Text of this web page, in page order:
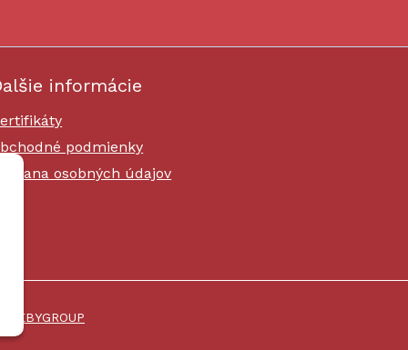
informácie
podmienky
osobných údajov
WEBYGROUP